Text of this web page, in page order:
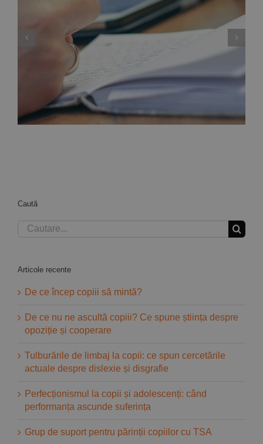
Curs ”Tehnici ABA în tulburările de spectru
autist” – Iasi, Aprilie – Mai 2020
Caută
Cautare...
Articole recente
De ce încep copiii să mintă?
De ce nu ne ascultă copiii? Ce spune știința despre
opoziție și cooperare
Tulburările de limbaj la copii: ce spun cercetările
actuale despre dislexie și disgrafie
Perfecționismul la copii și adolescenți: când
performanța ascunde suferința
Grup de suport pentru părinții copiilor cu TSA